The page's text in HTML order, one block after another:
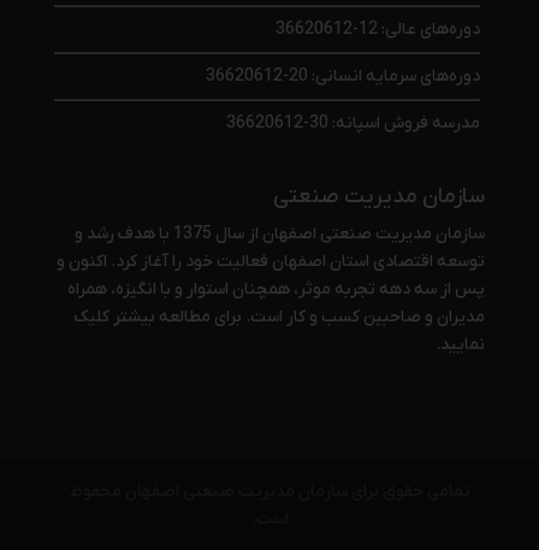
دوره‌های عالی: 12-36620612
دوره‌های سرمایه انسانی: 20-36620612
مدرسه فروش اسپانه: 30-36620612
سازمان مدیریت صنعتی
سازمان مدیریت صنعتی اصفهان از سال 1375 با هدف رشد و
توسعه اقتصادی استان اصفهان فعالیت خود را آغاز کرد. اکنون و
پس از سه دهه تجربه موثر، همچنان استوار و با انگیزه، همراه
مدیران و صاحبین کسب و کار است. برای مطالعه بیشتر کلیک
نمایید.